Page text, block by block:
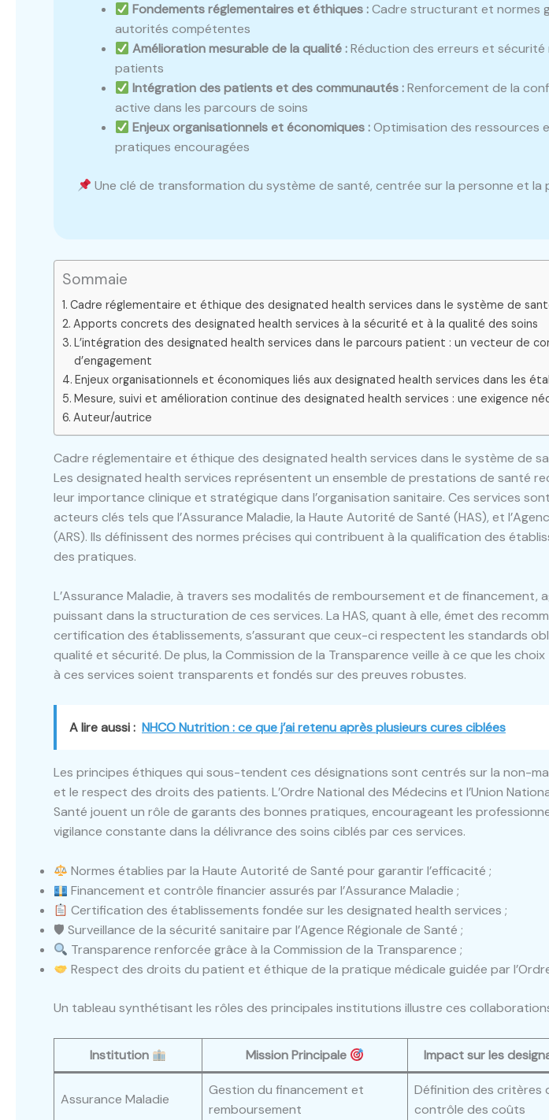
Fondements réglementaires et éthiques :Cadre structurant et normes
autorités compétentes
Amélioration mesurable de la qualité :Réduction des erreurs et
patients
Intégration des patients et des communautés :Renforcement de la
active dans les parcours de soins
Enjeux organisationnels et économiques :Optimisation des ressources
pratiques encouragées
Une clé de transformation du système de santé, centrée sur la personne et la
Sommaie
Cadre réglementaire et éthique des designated health services dans le système de
Apports concrets des designated health services à la sécurité et à la qualité des soins
L’intégration des designated health services dans le parcours patient : un vecteur de
d’engagement
Enjeux organisationnels et économiques liés aux designated health services dans les
Mesure, suivi et amélioration continue des designated health services : une exigence
Auteur/autrice
Cadre réglementaire et éthique des designated health services dans le système de
Les designated health services représentent un ensemble de prestations de santé
leur importance clinique et stratégique dans l’organisation sanitaire. Ces services
acteurs clés tels que l’Assurance Maladie, la Haute Autorité de Santé (HAS), et
(ARS). Ils définissent des normes précises qui contribuent à la qualification des
des pratiques.
L’Assurance Maladie, à travers ses modalités de remboursement et de financement,
puissant dans la structuration de ces services. La HAS, quant à elle, émet des
certification des établissements, s’assurant que ceux-ci respectent les standards
qualité et sécurité. De plus, la Commission de la Transparence veille à ce que les
à ces services soient transparents et fondés sur des preuves robustes.
A lire aussi : NHCO Nutrition : ce que j’ai retenu après plusieurs cures ciblées
Les principes éthiques qui sous-tendent ces désignations sont centrés sur la non-
et le respect des droits des patients. L’Ordre National des Médecins et l’Union
Santé jouent un rôle de garants des bonnes pratiques, encourageant les
vigilance constante dans la délivrance des soins ciblés par ces services.
Normes établies par la Haute Autorité de Santé pour garantir l’efficacité ;
Financement et contrôle financier assurés par l’Assurance Maladie ;
Certification des établissements fondée sur les designated health services ;
🛡 Surveillance de la sécurité sanitaire par l’Agence Régionale de Santé ;
Transparence renforcée grâce à la Commission de la Transparence ;
Respect des droits du patient et éthique de la pratique médicale guidée par
Un tableau synthétisant les rôles des principales institutions illustre ces
Institution Mission Principale Impact sur les
Assurance Maladie
Gestion du financement et
remboursement
Définition des critères
contrôle des coûts